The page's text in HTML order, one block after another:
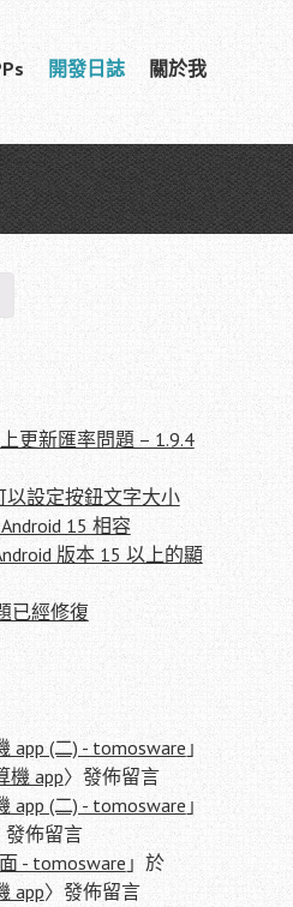
開發日誌 關於我
更新匯率問題 – 1.9.4
以設定按鈕文字大小
15 相容
版本 15 以上的顯
已經修復
app (二) - tomosware 」
機 app〉發佈留言
app (二) - tomosware 」
發佈留言
- tomosware 」於
app〉發佈留言